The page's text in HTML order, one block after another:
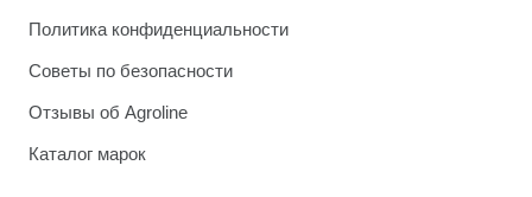
Политика конфиденциальности
Советы по безопасности
Отзывы об Agroline
Каталог марок